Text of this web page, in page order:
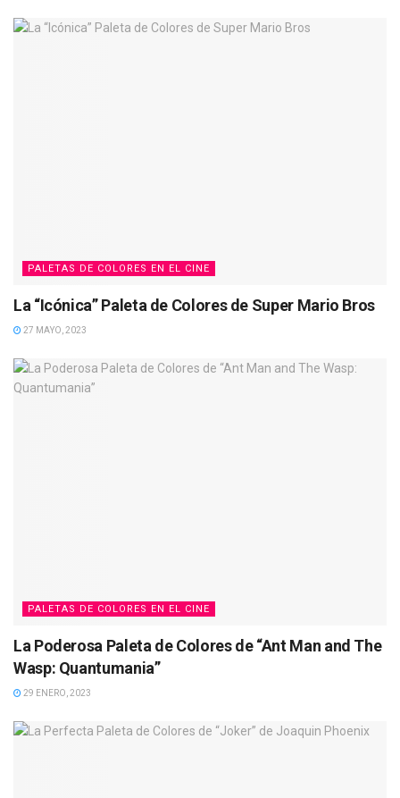
PALETAS DE COLORES EN EL CINE
La “Icónica” Paleta de Colores de Super Mario Bros
27 MAYO, 2023
PALETAS DE COLORES EN EL CINE
La Poderosa Paleta de Colores de “Ant Man and The
Wasp: Quantumania”
29 ENERO, 2023